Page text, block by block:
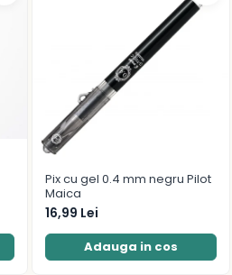
Pix cu gel 0.4 mm negru Pilot
Maica
16,99 Lei
Adauga in cos